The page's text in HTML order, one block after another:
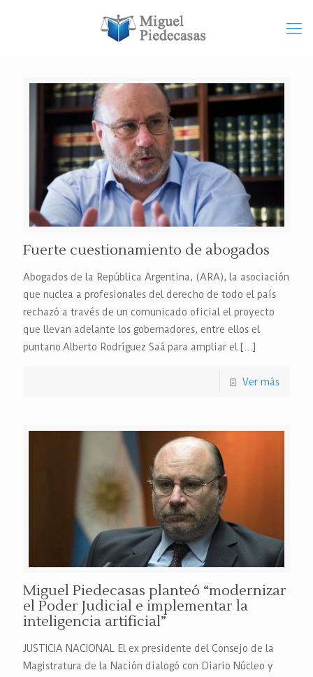
Fuerte cuestionamiento de abogados
Abogados de la República Argentina, (ARA), la asociación
que nuclea a profesionales del derecho de todo el país
rechazó a través de un comunicado oficial el proyecto
que llevan adelante los gobernadores, entre ellos el
puntano Alberto Rodríguez Saá para ampliar el […]
Ver más
Miguel Piedecasas planteó “modernizar
el Poder Judicial e implementar la
inteligencia artificial”
JUSTICIA NACIONAL El ex presidente del Consejo de la
Magistratura de la Nación dialogó con Diario Núcleo y